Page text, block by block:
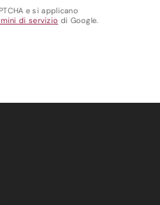
e si applicano
di servizio di Google.